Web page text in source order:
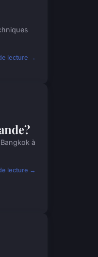
lecture →
à
lecture →